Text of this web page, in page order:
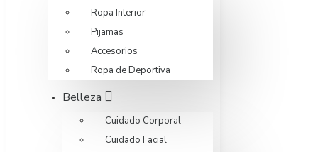
Ropa Interior
Pijamas
Accesorios
Ropa de Deportiva
Belleza
Cuidado Corporal
Cuidado Facial